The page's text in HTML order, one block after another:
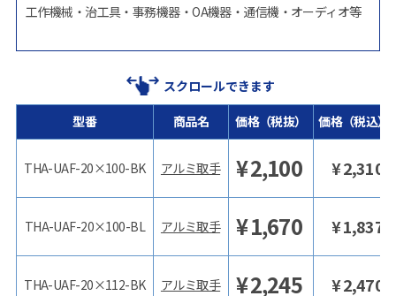
工作機械・治工具・事務機器・OA機器・通信機・オーディオ等
スクロールできます
型番
THA-UAF-20×100-BK
THA-UAF-20×100-BL
THA-UAF-20×112-BK
商品名 価格（税抜） 価格（税込）
アルミ取手 ¥2,100 ¥2,310
アルミ取手 ¥1,670 ¥1,837
アルミ取手 ¥2,245 ¥2,470